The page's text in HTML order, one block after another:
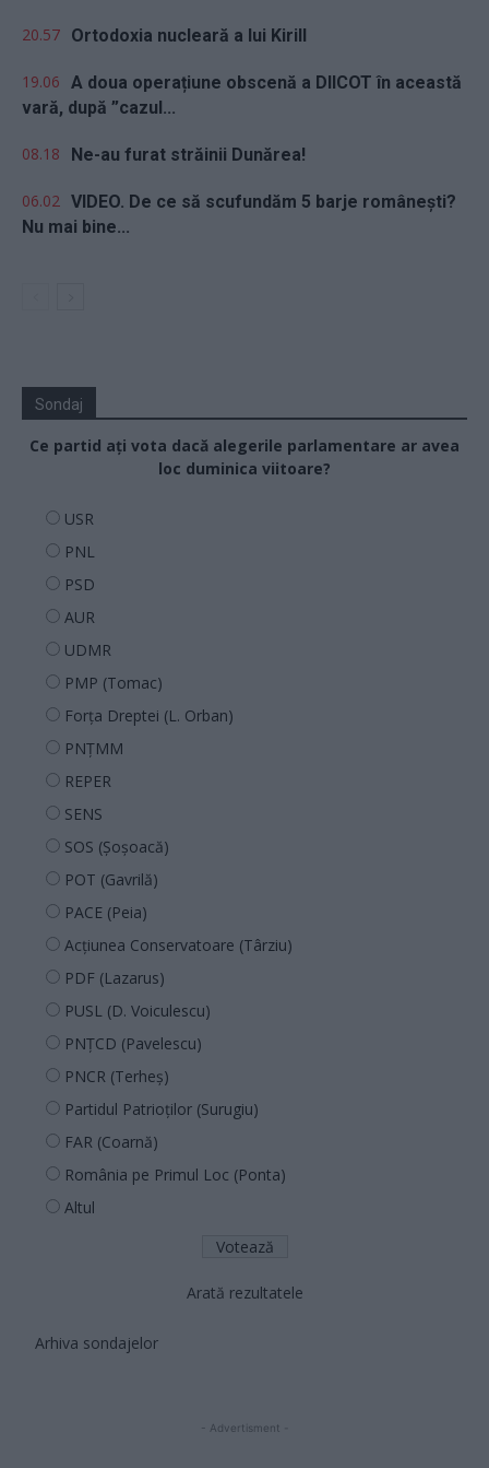
20.57 Ortodoxia nucleară a lui Kirill
19.06 A doua operațiune obscenă a DIICOT în această
vară, după ”cazul...
08.18 Ne-au furat străinii Dunărea!
06.02 VIDEO. De ce să scufundăm 5 barje românești?
Nu mai bine...
Sondaj
Ce partid ați vota dacă alegerile parlamentare ar avea
loc duminica viitoare?
USR
PNL
PSD
AUR
UDMR
PMP (Tomac)
Forța Dreptei (L. Orban)
PNȚMM
REPER
SENS
SOS (Șoșoacă)
POT (Gavrilă)
PACE (Peia)
Acțiunea Conservatoare (Târziu)
PDF (Lazarus)
PUSL (D. Voiculescu)
PNȚCD (Pavelescu)
PNCR (Terheș)
Partidul Patrioților (Surugiu)
FAR (Coarnă)
România pe Primul Loc (Ponta)
Altul
Arată rezultatele
Arhiva sondajelor
- Advertisment -